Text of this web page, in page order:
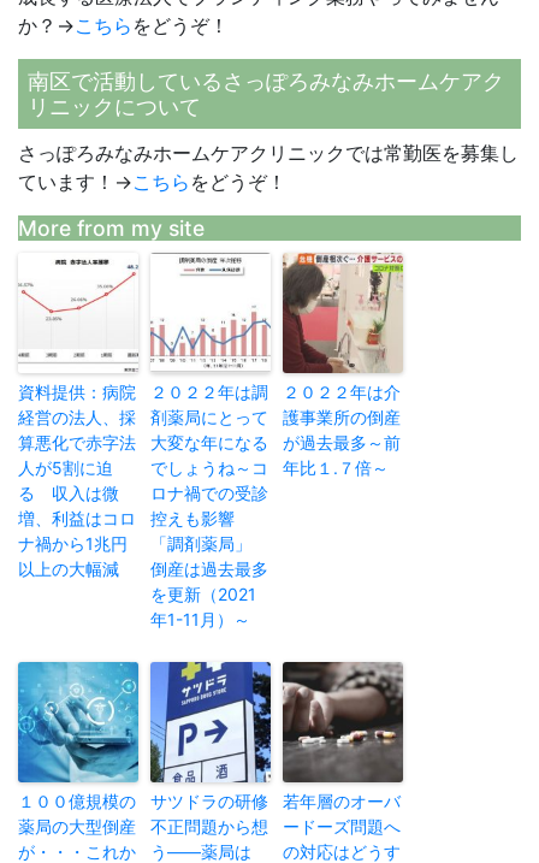
か？→こちら をどうぞ！
南区で活動しているさっぽろみなみホームケアク
リニックについて
さっぽろみなみホームケアクリニックでは常勤医を募集し
ています！→こちら をどうぞ！
More from my site
資料提供：病院
経営の法人、採
算悪化で赤字法
人が5割に迫
る 収入は微
増、利益はコロ
ナ禍から1兆円
以上の大幅減
２０２２年は調
剤薬局にとって
大変な年になる
でしょうね～コ
ロナ禍での受診
控えも影響
「調剤薬局」
倒産は過去最多
を更新（2021
年1-11月）～
２０２２年は介
護事業所の倒産
が過去最多～前
年比１.７倍～
１００億規模の
薬局の大型倒産
が・・・これか
サツドラの研修
不正問題から想
う——薬局は
若年層のオーバ
ードーズ問題へ
の対応はどうす